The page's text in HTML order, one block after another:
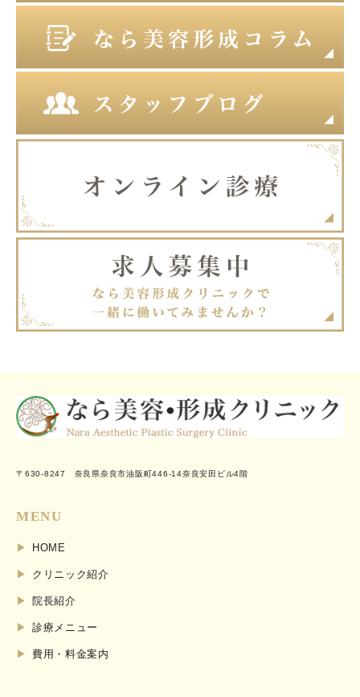
〒630-8247 奈良県奈良市油阪町446-14奈良安田ビル4階
MENU
HOME
クリニック紹介
院長紹介
診療メニュー
費用・料金案内